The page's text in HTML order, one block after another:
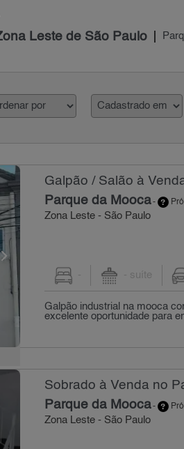
Leste de São Paulo
Galpão / Salão à
Parque da Mooca-
Zona Leste - São Paulo
- - suíte
Galpão industrial na mooca
excelente oportunidade para
Sobrado à Venda no
Parque da Mooca-
Zona Leste - São Paulo